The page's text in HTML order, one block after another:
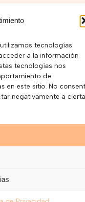
tecnologías
a la información
tecnologías nos
de
en este sitio. No
negativamente a
u
de Cookies
Web hecha por